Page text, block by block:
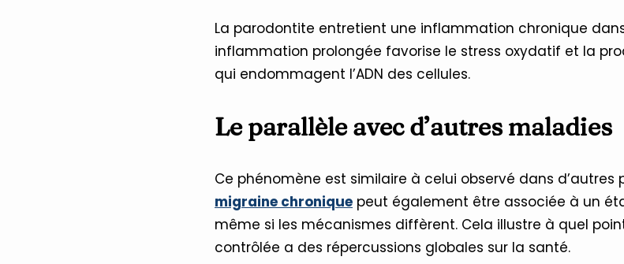
La parodontite entretient une inflammation chronique
inflammation prolongée favorise le stress oxydatif et la
qui endommagent l’ADN des cellules.
Le parallèle avec d’autres maladies
Ce phénomène est similaire à celui observé dans d’autres
migraine chronique peut également être associée à un
même si les mécanismes diffèrent. Cela illustre à quel
contrôlée a des répercussions globales sur la santé.